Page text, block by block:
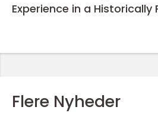
Experience in a Historically
Flere Nyheder